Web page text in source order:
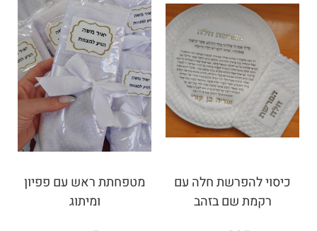
כיסוי להפרשת חלה עם
רקמת שם בזהב
מטפחתת ראש עם פפיון
ומיתוג